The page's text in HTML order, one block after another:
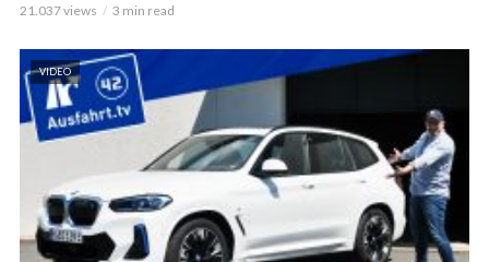
21.037 views 3 min read
VIDEO